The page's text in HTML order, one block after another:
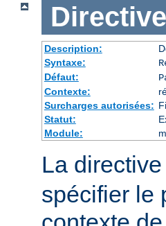
Directive
Description:
Syntaxe:
Défaut:
Contexte:
Surcharges autorisées:
Statut:
Module:
La directive
spécifier le